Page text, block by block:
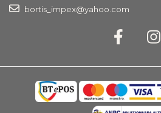
bortis_impex@yahoo.com